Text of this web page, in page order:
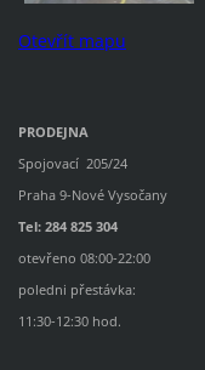
Otevřít mapu
PRODEJNA
Spojovací 205/24
Praha 9-Nové Vysočany
Tel: 284 825 304
otevřeno 08:00-22:00
poledni přestávka:
11:30-12:30 hod.